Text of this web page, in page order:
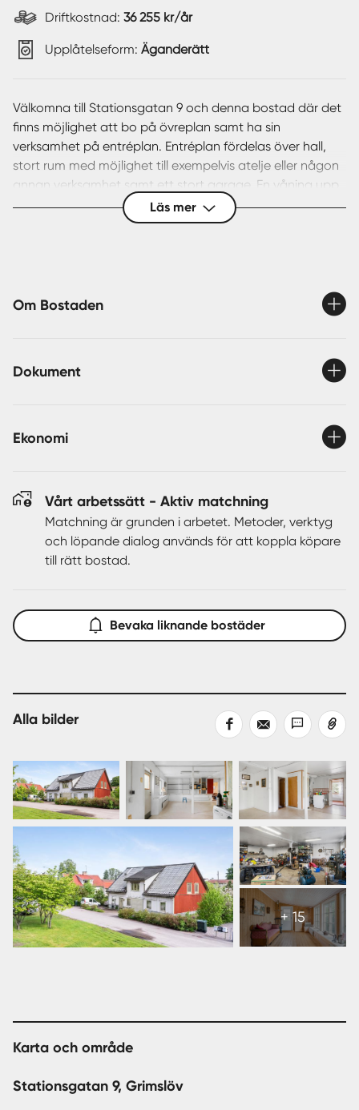
Driftkostnad: 36 255 kr/år
Upplåtelseform: Äganderätt
Välkomna till Stationsgatan 9 och denna bostad där det
finns möjlighet att bo på övreplan samt ha sin
verksamhet på entréplan. Entréplan fördelas över hall,
stort rum med möjlighet till exempelvis atelje eller någon
annan verksamhet samt ett stort garage. En våning upp
möts man av bostadens boningsdel med kök,
vardagsrum, tre sovrum, wc och ett duschrum. Här bor
Fastigheten säljs med friskrivningsklausul.
Läs mer
Om Bostaden
Dokument
Ekonomi
Vårt arbetssätt - Aktiv matchning
Matchning är grunden i arbetet. Metoder, verktyg
och löpande dialog används för att koppla köpare
till rätt bostad.
Bevaka liknande bostäder
Alla bilder
Dela
Dela
med
Dela
med
Kopiera
länk
+ 15
Visa
alla
21
bilder
Karta och område
Stationsgatan 9, Grimslöv